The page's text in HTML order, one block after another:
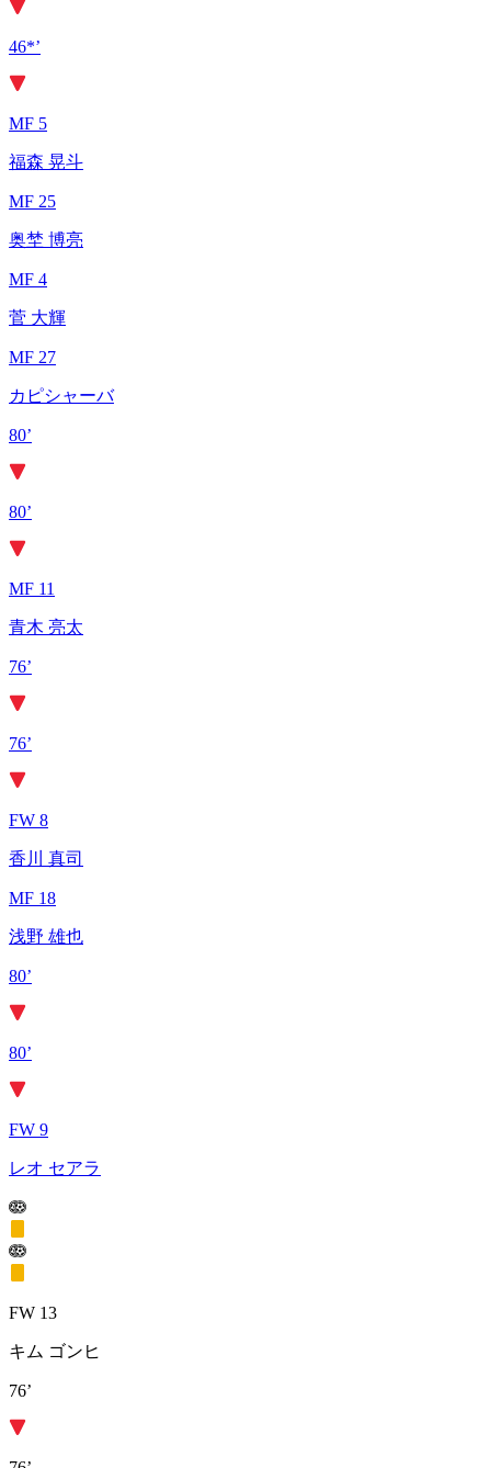
46*’
MF 5
福森 晃斗
MF 25
奥埜 博亮
MF 4
菅 大輝
MF 27
カピシャーバ
80’
80’
MF 11
青木 亮太
76’
76’
FW 8
香川 真司
MF 18
浅野 雄也
80’
80’
FW 9
レオ セアラ
FW 13
キム ゴンヒ
76’